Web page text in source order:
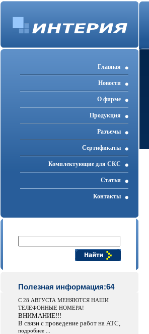
Главная
Новости
О фирме
Продукция
Разъемы
Cертификаты
Комплектующие для СКС
Статьи
Контакты
Полезная информация:64
С 28 АВГУСТА МЕНЯЮТСЯ НАШИ
ТЕЛЕФОННЫЕ НОМЕРА!
ВНИМАНИЕ!!!
В связи с проведение работ на АТС,
подробнее ...